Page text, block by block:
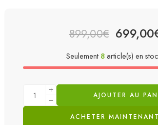
899,00€ 699,00
Seulement 8article(s) en
AJOUTER AU
ACHETER MAINTENANT